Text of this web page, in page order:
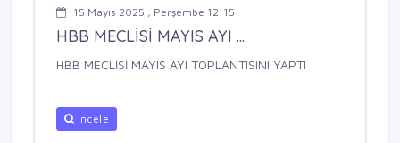
15 Mayıs 2025 , Perşembe 12:15
HBB MECLİSİ MAYIS AYI ...
HBB MECLİSİ MAYIS AYI TOPLANTISINI YAPTI
İncele